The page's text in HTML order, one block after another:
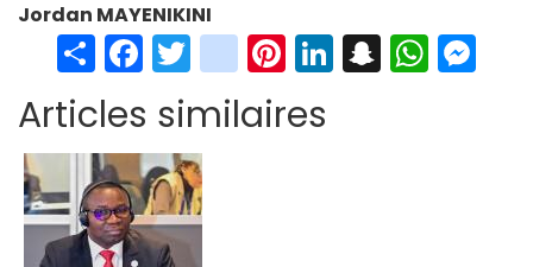
Jordan MAYENIKINI
S
h
ar
e
Fa
ce
b
o
o
k
T
wi
tt
er
in
st
ag
Pi
er
Li S W
Articles similaires